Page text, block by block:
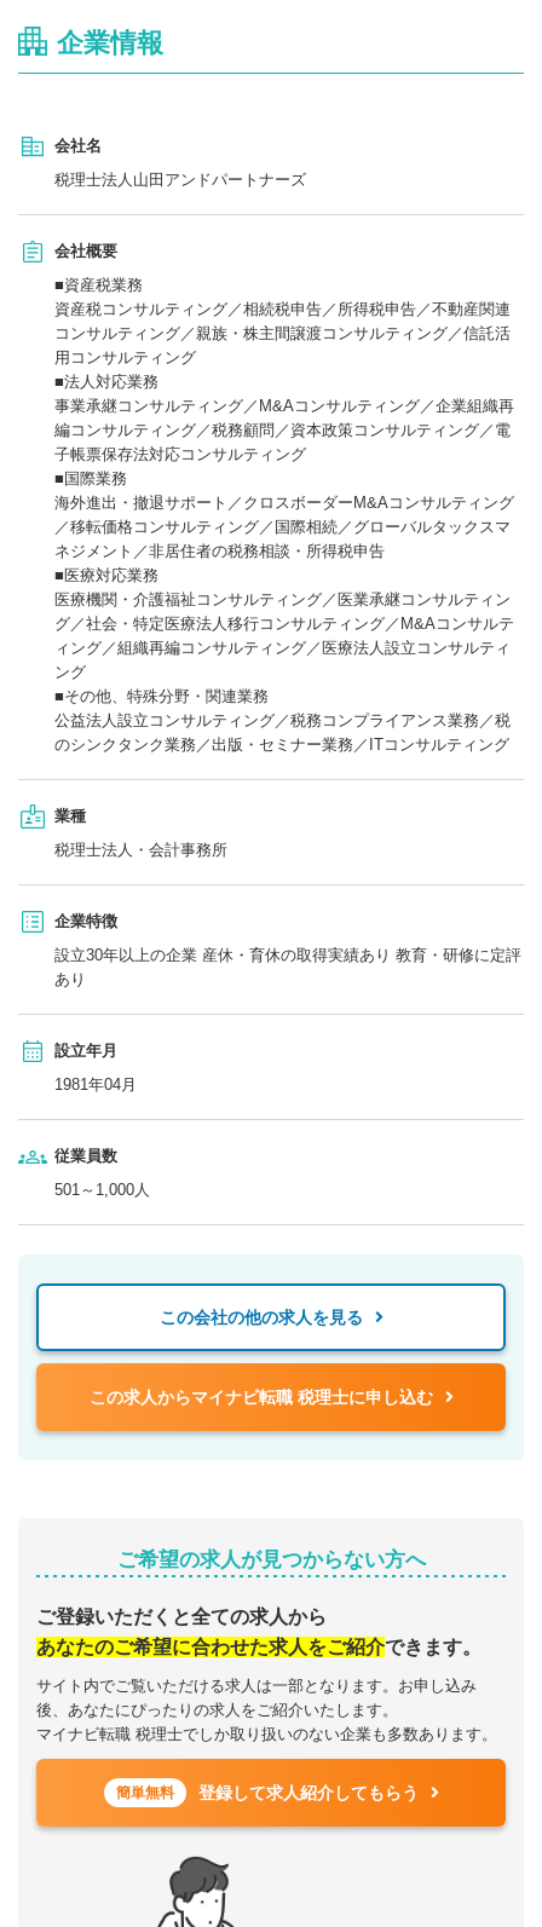
企業情報
会社名
税理士法人山田アンドパートナーズ
会社概要
■資産税業務
資産税コンサルティング／相続税申告／所得税申告／不動産関連
コンサルティング／親族・株主間譲渡コンサルティング／信託活
用コンサルティング
■法人対応業務
事業承継コンサルティング／M&Aコンサルティング／企業組織再
編コンサルティング／税務顧問／資本政策コンサルティング／電
子帳票保存法対応コンサルティング
■国際業務
海外進出・撤退サポート／クロスボーダーM&Aコンサルティング
／移転価格コンサルティング／国際相続／グローバルタックスマ
ネジメント／非居住者の税務相談・所得税申告
■医療対応業務
医療機関・介護福祉コンサルティング／医業承継コンサルティン
グ／社会・特定医療法人移行コンサルティング／M&Aコンサルテ
ィング／組織再編コンサルティング／医療法人設立コンサルティ
ング
■その他、特殊分野・関連業務
公益法人設立コンサルティング／税務コンプライアンス業務／税
のシンクタンク業務／出版・セミナー業務／ITコンサルティング
業種
税理士法人・会計事務所
企業特徴
設立30年以上の企業 産休・育休の取得実績あり 教育・研修に定評
あり
設立年月
1981年04月
従業員数
501～1,000人
この会社の他の求人を見る
この求人からマイナビ転職 税理士に申し込む
ご希望の求人が見つからない方へ
ご登録いただくと全ての求人から
あなたのご希望に合わせた求人をご紹介できます。
サイト内でご覧いただける求人は一部となります。お申し込み
後、あなたにぴったりの求人をご紹介いたします。
マイナビ転職 税理士でしか取り扱いのない企業も多数あります。
簡単無料 登録して求人紹介してもらう